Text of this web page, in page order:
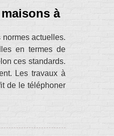
à
actuelles.
en termes de
ces standards.
Les travaux à
de le téléphoner